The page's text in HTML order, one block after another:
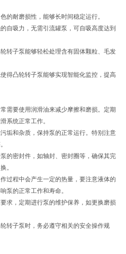
的耐磨损性，能够长时间稳定运行。
自吸力，无需引流罐泵，可自吸高度达到
转子泵能够轻松处理含有固体颗粒、毛发
得凸轮转子泵能够实现智能化监控，提高
需要使用润滑油来减少摩擦和磨损。定期
系统正常工作。
垢和杂质，保持泵的正常运行。特别注意
的密封件，如轴封、密封圈等，确保其完
。
过程中会产生一定的热量，要注意液体的
泵的正常工作和寿命。
求，定期进行泵的维护保养，如更换磨损
转子泵时，务必遵守相关的安全操作规